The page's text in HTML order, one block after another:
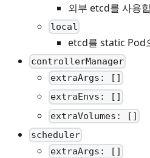
외부 etcd를 사용
local
etcd를 static Pod
controllerManager
extraArgs: []
extraEnvs: []
extraVolumes: []
scheduler
extraArgs: []